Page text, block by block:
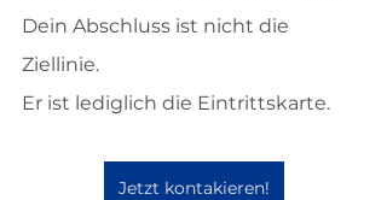
Dein Abschluss ist nicht die
Ziellinie.
Er ist lediglich die Eintrittskarte.
Jetzt kontakieren!